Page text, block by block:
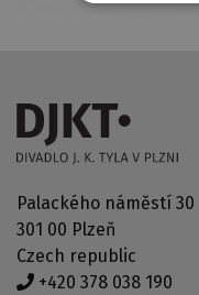
Palackého náměstí 30
301 00 Plzeň
Czech republic
+420 378 038 190